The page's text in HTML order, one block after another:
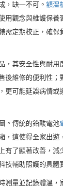
，缺一不可。 額溫
用觀念與維護保養
需定期校正，確
，其安全性與耐
後維修的便利性；
可能延誤病情
。傳統的鉛酸電池
這使得全家出
有了顯著改善，
技輔助照護的具體
量並記錄體溫